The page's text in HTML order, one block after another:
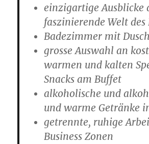
einzigartige Ausblicke
faszinierende Welt des
Badezimmer mit
grosse Auswahl an
warmen und kalten
Snacks am Buffet
alkoholische und
und warme Getränke
getrennte, ruhige
Business Zonen